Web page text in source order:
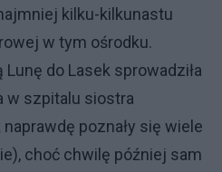
kilku-kilkunastu
w tym ośrodku.
Lunę do Lasek sprowadziła
w szpitalu siostra
poznały się wiele
choć chwilę później sam